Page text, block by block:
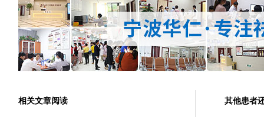
相关文章阅读 其他患者